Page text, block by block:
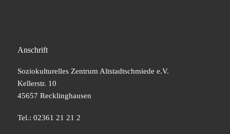
Anschrift
Soziokulturelles Zentrum Altstadtschmiede e.V.
Kellerstr. 10
45657 Recklinghausen
Tel.: 02361 21 21 2